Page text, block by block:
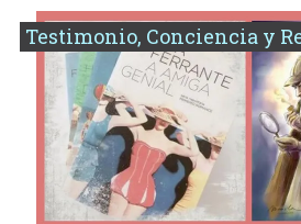
Testimonio, Conciencia y